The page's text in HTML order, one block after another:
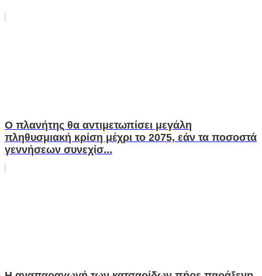
Ο πλανήτης θα αντιμετωπίσει μεγάλη
πληθυσμιακή κρίση μέχρι το 2075, εάν τα ποσοστά
γεννήσεων συνεχίσ...